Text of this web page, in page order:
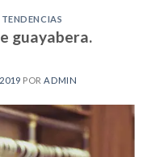
TENDENCIAS
guayabera.
PORADMIN